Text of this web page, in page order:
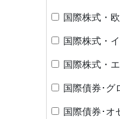
国際株式・
国際株式・
国際株式・
国際債券･グ
国際債券･オ